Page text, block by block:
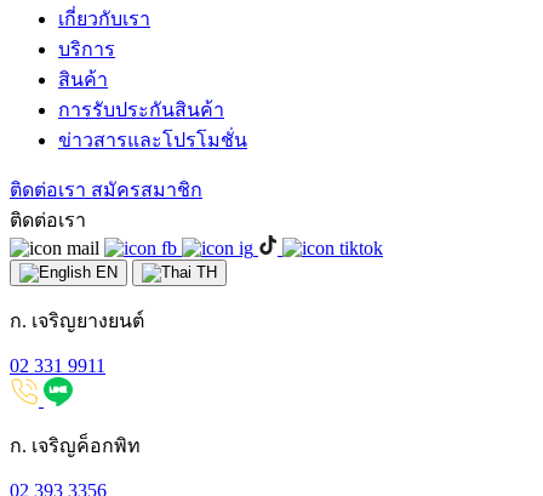
เกี่ยวกับเรา
บริการ
สินค้า
การรับประกันสินค้า
ข่าวสารและโปรโมชั่น
ติดต่อเรา สมัครสมาชิก
ติดต่อเรา
EN TH
ก. เจริญยางยนต์
02 331 9911
ก. เจริญค็อกพิท
02 393 3356